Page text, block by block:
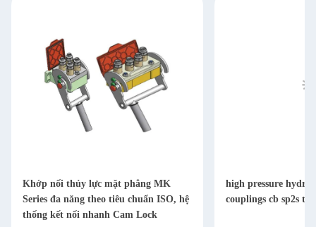
Khớp nối thủy lực mặt phẳng MK
Series đa năng theo tiêu chuẩn ISO, hệ
thống kết nối nhanh Cam Lock
high pressure
couplings cb sp2s tf